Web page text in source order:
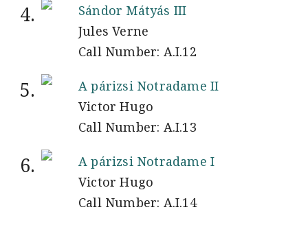
4.
Sándor Mátyás III
Jules Verne
Call Number: A.I.12
5.
A párizsi Notradame II
Victor Hugo
Call Number: A.I.13
6.
A párizsi Notradame I
Victor Hugo
Call Number: A.I.14